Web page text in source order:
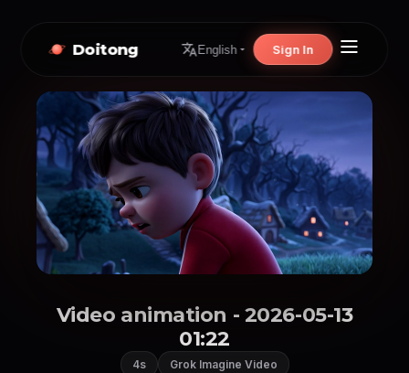
Doitong English Sign In
Video animation - 2026-05-13
01:22
4s Grok Imagine Video